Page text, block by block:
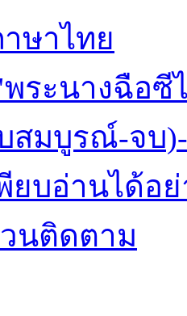
ษาไทย
ระนางฉือซี
สมบูรณ์-จบ)-
ยบอ่านได้อย่
นติดตาม